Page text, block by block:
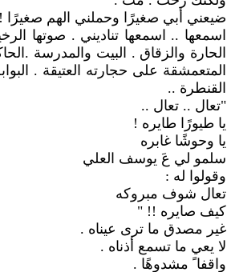
ضيعني أبي صغيرًا وحملني الهم صغيرًا !
اسمعها .. اسمعها تناديني . صوتها
الحارة والزقاق . البيت والمدرسة
المتعمشقة على حجارته العتيقة .
القنطرة ..
"تعال .. تعال ..
يا طيورًا طايره !
يا وحوشًا غابره
سلمو لي عَ يوسف العلي
وقولوا له :
تعال شوف مبروكه
كيف صايره !! "
غير مصدق ما ترى عيناه .
لا يعي ما تسمع أذناه .
واقفا ً مشدوهًا .